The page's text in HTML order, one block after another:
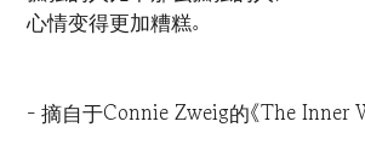
心情变得更加糟糕。
- 摘自于Connie Zweig的《The Inner